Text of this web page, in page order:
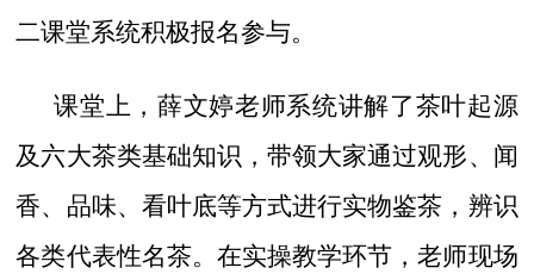
二课堂系统积极报名参与。
课堂上，薛文婷老师系统讲解了茶叶起源
及六大茶类基础知识，带领大家通过观形、闻
香、品味、看叶底等方式进行实物鉴茶，辨识
各类代表性名茶。在实操教学环节，老师现场